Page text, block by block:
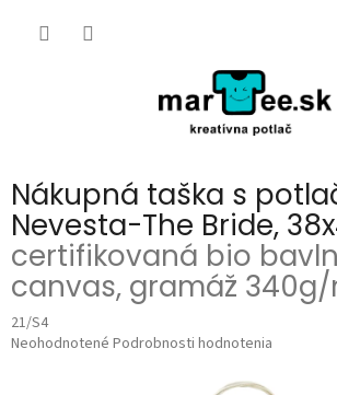
Nákupná taška s
Nevesta-The Bride,
certifikovaná bio
canvas, gramáž 340g/
21/S4
Priemerné
Neohodnotené Podrobnosti hodnotenia